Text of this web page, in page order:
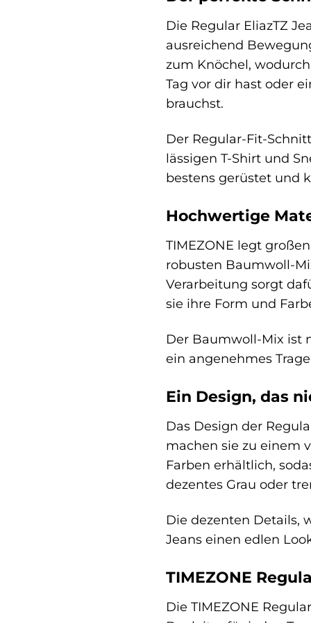
Die Regular EliazTZ
ausreichend
zum Knöchel,
Tag vor dir hast oder
brauchst.
Der Regular-Fit-
lässigen T-Shirt und
bestens gerüstet und
Hochwertige
TIMEZONE legt
robusten Baumwoll-
Verarbeitung sorgt
sie ihre Form und
Der Baumwoll-Mix ist
ein angenehmes
Ein Design, das
Das Design der
machen sie zu einem
Farben erhältlich,
dezentes Grau oder
Die dezenten Details,
Jeans einen edlen
TIMEZONE
Die TIMEZONE